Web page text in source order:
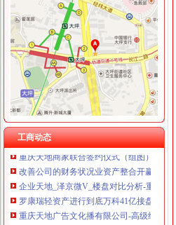
工商动态
重庆天地财务公司
重庆太实业（集团）股份有限公司对外投
陕西天地财务会计技术培训中心怎么样-爱
万科融创分别接手重庆两大烂尾高楼易主_
万科融创分别接手重庆两大烂尾高楼易主_
海南海股份有限公司关於控股子公司重庆
海南海：关于拟转让重庆市忠县同正小额
（财务管理部）预付卡销售收银员_华润
重庆天地商家联合签约仪式（组图）（2
改善公司的财务状况业资产整合开赢利空
企业天地_泽京微V_楼盘对比分析-重庆乐居
罗康瑞轻资产进行到底万科41亿接盘重庆
重庆天地广告文化播有限公司-高级经理-人
[担保]海南海：关于控股子公司重庆天地